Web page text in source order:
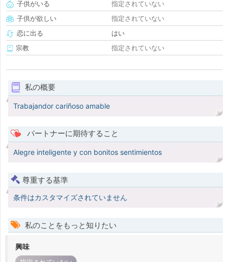
子供がいる
指定されていない
子供が欲しい
指定されていない
恋に出る
はい
宗教
指定されていない
私の概要
Trabajandor cariñoso amable
パートナーに期待すること
Alegre inteligente y con bonitos sentimientos
尊重する基準
条件はカスタマイズされていません
私のことをもっと知りたい
興味